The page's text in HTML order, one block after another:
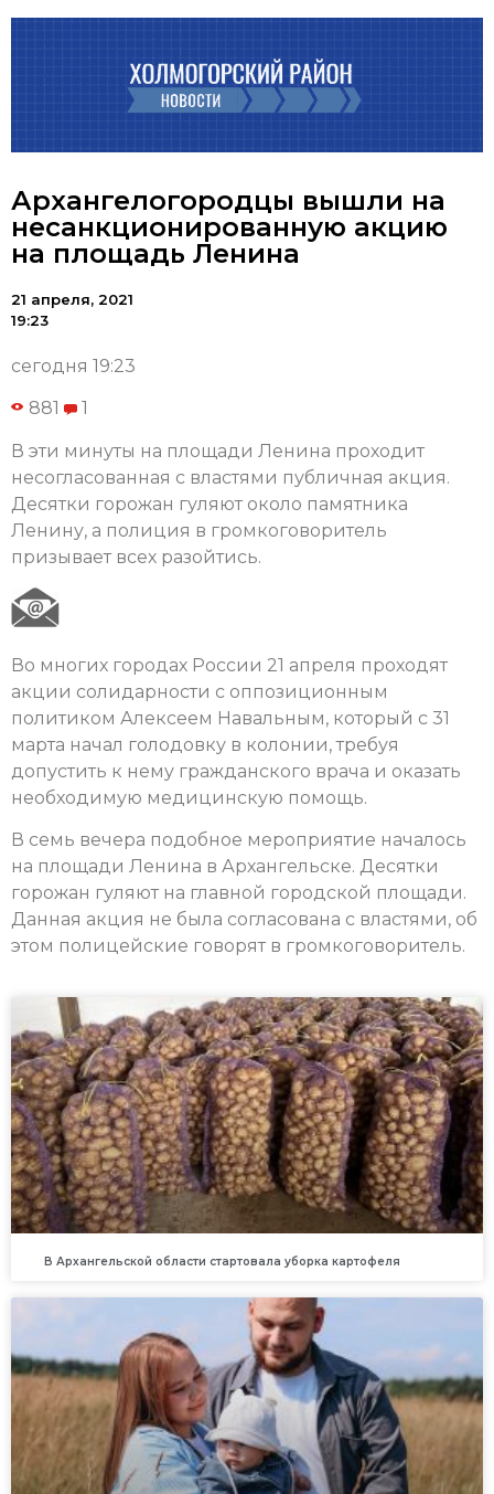
Архангелогородцы вышли на
несанкционированную акцию
на площадь Ленина
21 апреля, 2021
19:23
сегодня 19:23
881 1
В эти минуты на площади Ленина проходит
несогласованная с властями публичная акция.
Десятки горожан гуляют около памятника
Ленину, а полиция в громкоговоритель
призывает всех разойтись.
Во многих городах России 21 апреля проходят
акции солидарности с оппозиционным
политиком Алексеем Навальным, который с 31
марта начал голодовку в колонии, требуя
допустить к нему гражданского врача и оказать
необходимую медицинскую помощь.
В семь вечера подобное мероприятие началось
на площади Ленина в Архангельске. Десятки
горожан гуляют на главной городской площади.
Данная акция не была согласована с властями, об
этом полицейские говорят в громкоговоритель.
В Архангельской области стартовала уборка картофеля